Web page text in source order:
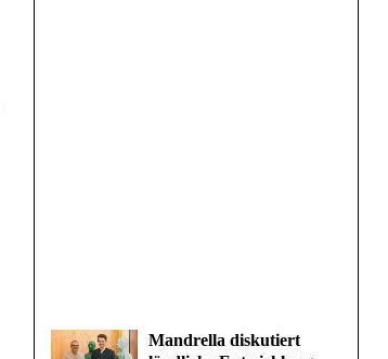
Mandrella diskutiert